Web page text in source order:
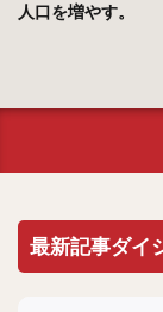
人口を増やす。
最新記事ダイ